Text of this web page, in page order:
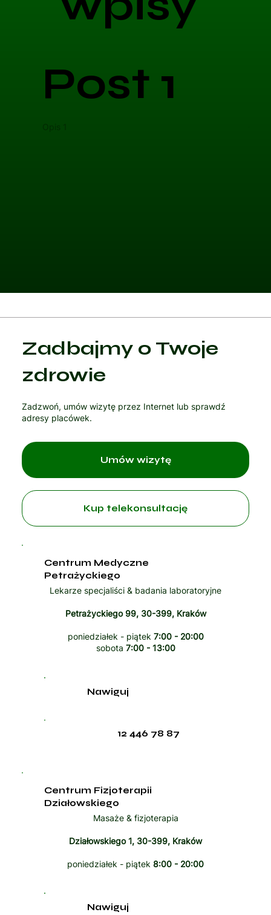
Post 1
Opis 1
Zadbajmy o Twoje
zdrowie
Zadzwoń, umów wizytę przez Internet lub sprawdź
adresy placówek.
Kup telekonsultację
Centrum Medyczne
Petrażyckiego
Lekarze specjaliści & badania laboratoryjne
Petrażyckiego 99, 30-399, Kraków
poniedziałek - piątek 7:00 - 20:00
sobota 7:00 - 13:00
12 446 78 87
Nawiguj
Centrum Fizjoterapii
Działowskiego
Masaże & fizjoterapia
Działowskiego 1, 30-399, Kraków
poniedziałek - piątek 8:00 - 20:00
Nawiguj
Umów wizytę